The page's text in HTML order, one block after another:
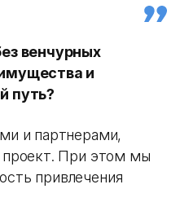
венчурных
и
путь?
и партнерами,
проект. При этом мы
привлечения